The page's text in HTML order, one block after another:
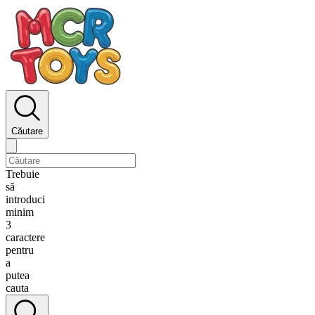
Căutare
Trebuie
să
introduci
minim
3
caractere
pentru
a
putea
cauta